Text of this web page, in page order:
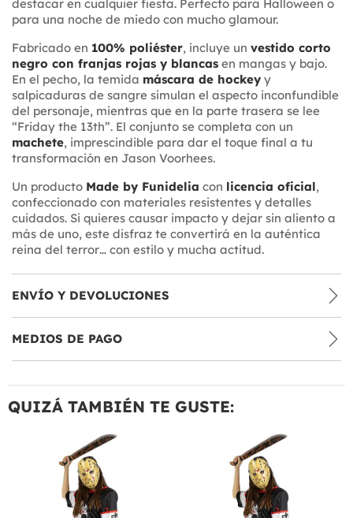
destacar en cualquier fiesta. Perfecto para Halloween o
para una noche de miedo con mucho glamour.
Fabricado en 100% poliéster, incluye un vestido corto
negro con franjas rojas y blancas en mangas y bajo.
En el pecho, la temida máscara de hockey y
salpicaduras de sangre simulan el aspecto inconfundible
del personaje, mientras que en la parte trasera se lee
“Friday the 13th”. El conjunto se completa con un
machete, imprescindible para dar el toque final a tu
transformación en Jason Voorhees.
Un producto Made by Funidelia con licencia oficial,
confeccionado con materiales resistentes y detalles
cuidados. Si quieres causar impacto y dejar sin aliento a
más de uno, este disfraz te convertirá en la auténtica
reina del terror… con estilo y mucha actitud.
ENVÍO Y DEVOLUCIONES
MEDIOS DE PAGO
QUIZÁ TAMBIÉN TE GUSTE: